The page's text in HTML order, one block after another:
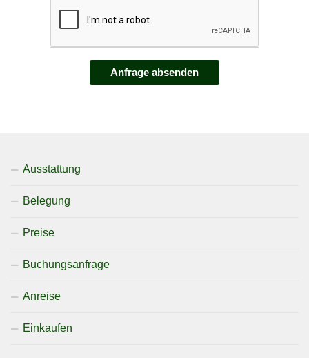
Ausstattung
Belegung
Preise
Buchungsanfrage
Anreise
Einkaufen